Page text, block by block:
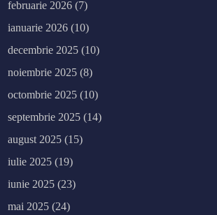
februarie 2026 (7)
ianuarie 2026 (10)
decembrie 2025 (10)
noiembrie 2025 (8)
octombrie 2025 (10)
septembrie 2025 (14)
august 2025 (15)
iulie 2025 (19)
iunie 2025 (23)
mai 2025 (24)